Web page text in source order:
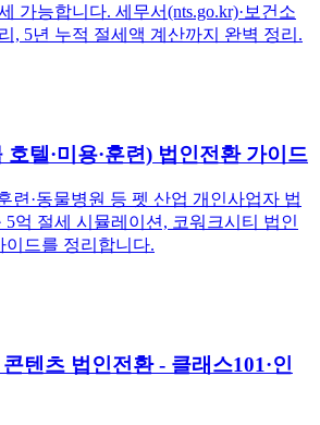
가능합니다. 세무서(nts.go.kr)·보건소
, 5년 누적 절세액 계산까지 완벽 정리.
텔·미용·훈련) 법인전환 가이드
련·동물병원 등 펫 산업 개인사업자 법
5억 절세 시뮬레이션, 코워크시티 법인
이드를 정리합니다.
텐츠 법인전환 - 클래스101·인